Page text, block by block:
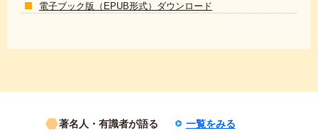
電子ブック版（EPUB形式）ダウンロード
著名人・有識者が語る 一覧をみる